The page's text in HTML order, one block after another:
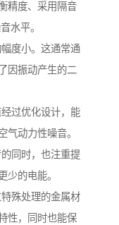
精度、采用隔音
水平。
度小。这通常通
因振动产生的二
过优化设计，能
气动力性噪音。
同时，也注重提
少的电能。
殊处理的金属材
性，同时也能保